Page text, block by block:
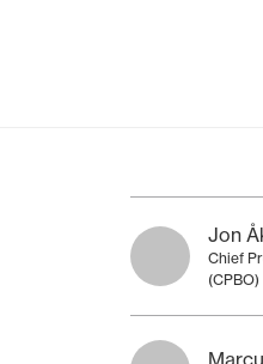
Jon
Chief
(CPBO)